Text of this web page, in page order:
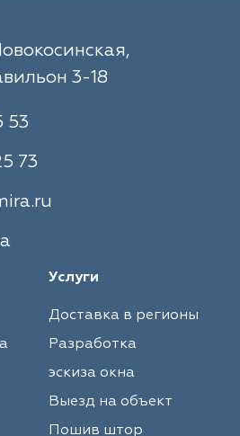
3-18
53
73
Услуги
Доставка в регионы
Разработка
эскиза окна
Выезд на объект
Пошив штор